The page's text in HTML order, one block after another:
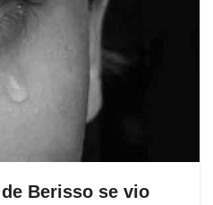
Berisso se vio